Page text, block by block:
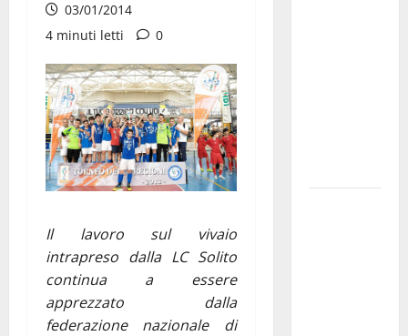
03/01/2014
4 minuti letti
0
Il lavoro sul vivaio
intrapreso dalla LC Solito
continua a essere
apprezzato dalla
federazione nazionale di